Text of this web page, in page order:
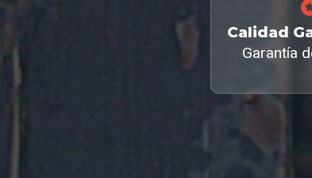
Calidad
Garantía